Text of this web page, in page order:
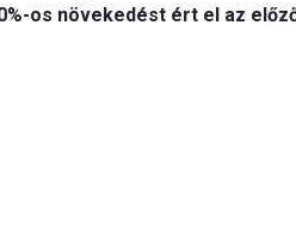
os növekedést ért el az